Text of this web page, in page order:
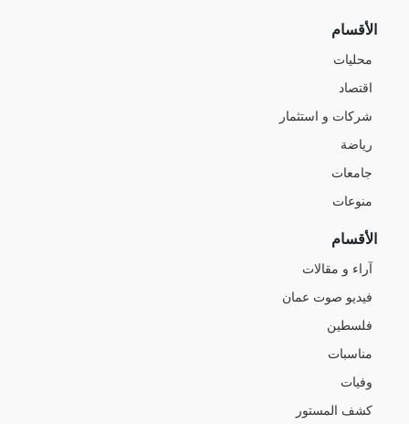
الأقسام
محليات
اقتصاد
شركات و استثمار
رياضة
جامعات
منوعات
الأقسام
آراء و مقالات
فيديو صوت عمان
فلسطين
مناسبات
وفيات
كشف المستور